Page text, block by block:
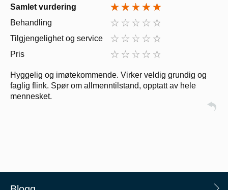
Samlet vurdering
Behandling
Tilgjengelighet og service
Pris
Hyggelig og imøtekommende. Virker veldig grundig og
faglig flink. Spør om allmenntilstand, opptatt av hele
mennesket.